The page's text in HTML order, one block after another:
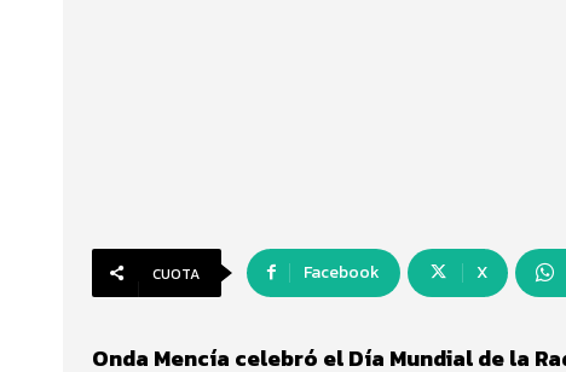
CUOTA Facebook X
Onda Mencía celebró el Día Mundial de la